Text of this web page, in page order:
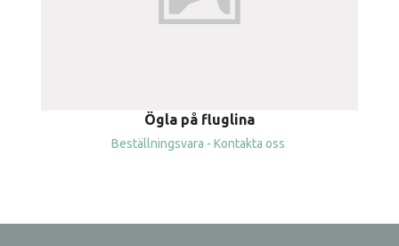
Ögla på fluglina
Beställningsvara - Kontakta oss